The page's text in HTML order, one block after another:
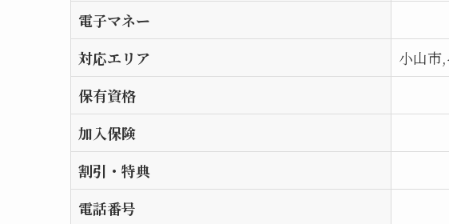
電子マネー
対応エリア
小山市
保有資格
加入保険
割引・特典
電話番号